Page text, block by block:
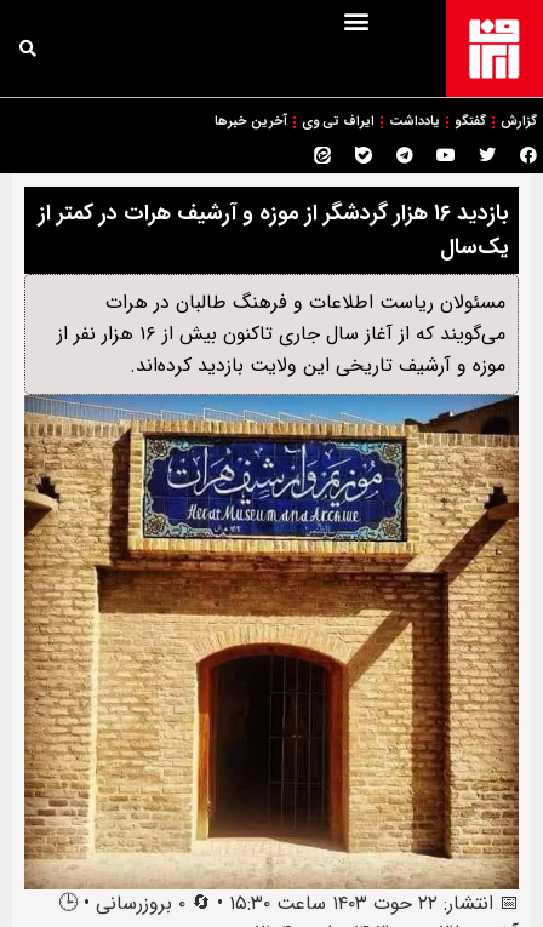
گزارش گفتگو یادداشت ایراف تی وی آخرین خبرها
بازدید ۱۶ هزار گردشگر از موزه و آرشیف هرات در کمتر از
یک‌سال
مسئولان ریاست اطلاعات و فرهنگ طالبان در هرات
می‌گویند که از آغاز سال جاری تاکنون بیش از ۱۶ هزار نفر از
موزه و آرشیف تاریخی این ولایت بازدید کرده‌اند.
📅 انتشار: ۲۲ حوت ۱۴۰۳ ساعت ۱۵:۳۰ • 🔄 ۰ بروزرسانی • 🕒